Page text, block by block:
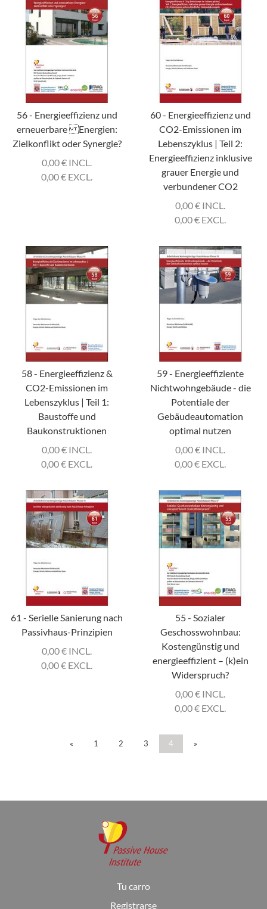
56 - Energieeffizienz und
erneuerbare Energien:
Zielkonflikt oder Synergie?
0,00€ INCL.
0,00€ EXCL.
60 - Energieeffizienz und
CO2-Emissionen im
Lebenszyklus | Teil 2:
Energieeffizienz inklusive
grauer Energie und
verbundener CO2
0,00€ INCL.
0,00€ EXCL.
58 - Energieeffizienz &
CO2-Emissionen im
Lebenszyklus | Teil 1:
Baustoffe und
Baukonstruktionen
0,00€ INCL.
0,00€ EXCL.
59 - Energieeffiziente
Nichtwohngebäude - die
Potentiale der
Gebäudeautomation
optimal nutzen
0,00€ INCL.
0,00€ EXCL.
61 - Serielle Sanierung nach
Passivhaus-Prinzipien
0,00€ INCL.
0,00€ EXCL.
55 - Sozialer
Geschosswohnbau:
Kostengünstig und
energieeffizient – (k)ein
Widerspruch?
0,00€ INCL.
0,00€ EXCL.
« 1 2 3 4 »
Tu carro
Registrarse